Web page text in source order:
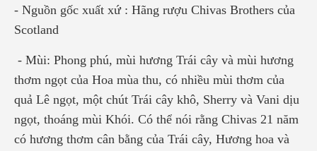
- Nguồn gốc xuất xứ : Hãng rượu Chivas Brothers của
Scotland
- Mùi: Phong phú, mùi hương Trái cây và mùi hương
thơm ngọt của Hoa mùa thu, có nhiều mùi thơm của
quả Lê ngọt, một chút Trái cây khô, Sherry và Vani dịu
ngọt, thoáng mùi Khói. Có thể nói rằng Chivas 21 năm
có hương thơm cân bằng của Trái cây, Hương hoa và